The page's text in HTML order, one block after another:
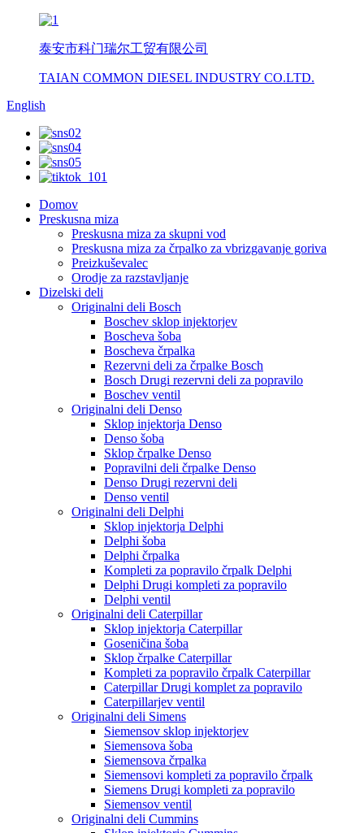
泰安市科门瑞尔工贸有限公司
TAIAN COMMON DIESEL INDUSTRY CO.LTD.
English
Domov
Preskusna miza
Preskusna miza za skupni vod
Preskusna miza za črpalko za vbrizgavanje goriva
Preizkuševalec
Orodje za razstavljanje
Dizelski deli
Originalni deli Bosch
Boschev sklop injektorjev
Boscheva šoba
Boscheva črpalka
Rezervni deli za črpalke Bosch
Bosch Drugi rezervni deli za popravilo
Boschev ventil
Originalni deli Denso
Sklop injektorja Denso
Denso šoba
Sklop črpalke Denso
Popravilni deli črpalke Denso
Denso Drugi rezervni deli
Denso ventil
Originalni deli Delphi
Sklop injektorja Delphi
Delphi šoba
Delphi črpalka
Kompleti za popravilo črpalk Delphi
Delphi Drugi kompleti za popravilo
Delphi ventil
Originalni deli Caterpillar
Sklop injektorja Caterpillar
Goseničina šoba
Sklop črpalke Caterpillar
Kompleti za popravilo črpalk Caterpillar
Caterpillar Drugi komplet za popravilo
Caterpillarjev ventil
Originalni deli Simens
Siemensov sklop injektorjev
Siemensova šoba
Siemensova črpalka
Siemensovi kompleti za popravilo črpalk
Siemens Drugi kompleti za popravilo
Siemensov ventil
Originalni deli Cummins